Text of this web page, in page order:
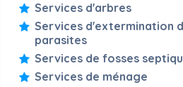
Services d'arbres
Services d'extermination
parasites
Services de fosses
Services de ménage